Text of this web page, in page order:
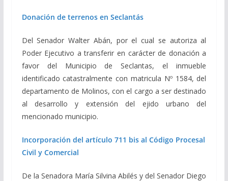
Donación de terrenos en Seclantás
Del Senador Walter Abán, por el cual se autoriza al
Poder Ejecutivo a transferir en carácter de donación a
favor del Municipio de Seclantas, el inmueble
identificado catastralmente con matricula Nº 1584, del
departamento de Molinos, con el cargo a ser destinado
al desarrollo y extensión del ejido urbano del
mencionado municipio.
Incorporación del artículo 711 bis al Código Procesal
Civil y Comercial
De la Senadora María Silvina Abilés y del Senador Diego